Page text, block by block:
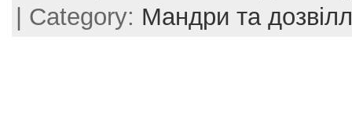
| Category: Мандри та